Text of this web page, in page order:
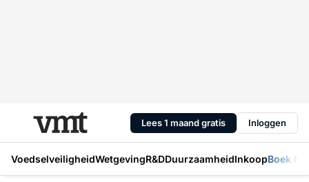
Lees 1 maand gratis Inloggen
VoedselveiligheidWetgevingR&DDuurzaamheidInkoopBoek